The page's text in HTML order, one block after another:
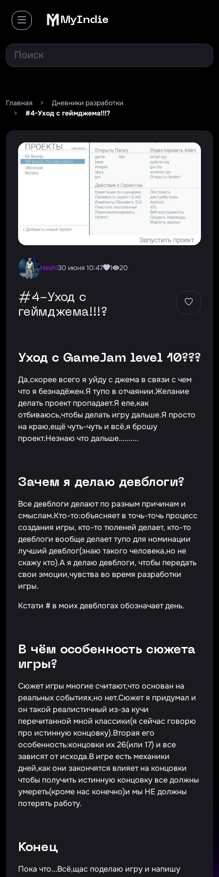
MyIndie
Главная >
Дневники разработки
>
#4-Уход с геймджема!!!?
Heshi30 июня 10:47 1 20
#4-Уход с
геймджема!!!?
Уход с GameJam level 10???
Да,скорее всего я уйду с джема в связи с чем
что я безнадёжен.Я тупо в отчаянии.Желание
делать проект пропадает.Я еле,как
отбиваюсь,чтобы делать игру дальше.Я просто
на краю,ещё чуть-чуть и всё,я брошу
проект.Незнаю что дальше..........
Зачем я делаю девблоги?
Все девблоги делают по разным причинам и
смыслам.Кто-то:объясняет в точь-точь процесс
создания игры, кто-то тюленей делает, кто-то
девблоги вообще делает тупо для номинации
лучший девблог(знаю такого человека,но не
скажу кто).А я делаю девблоги, чтобы передать
свои эмоции,чувства во время разработки
игры.
Кстати # в моих девблогах обозначает день.
В чём особенность сюжета
игры?
Сюжет игры многие считают,что основан на
реальных событиях,но нет.Сюжет я придумал и
он такой реалистичный из-за кучи
перечитанной мной классики(я сейчас говорю
про истинную концовку).Вторая его
особенность:концовки их 26(или 17) и все
зависят от исхода.В игре есть механики
дней,как они закончятся влияет на концовки
чтобы получить истинную концовку все должны
умереть(кроме нас конечно)и мы НЕ должны
потерять работу.
Конец
Пока что...Всё,щас поделаю игру и напишу